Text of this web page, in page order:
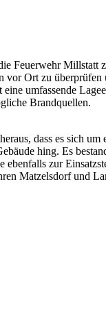
Feuerwehr Millstatt
Ort zu
umfassende
Brandquellen.
dass es sich
hing. Es
zur
Matzelsdorf und